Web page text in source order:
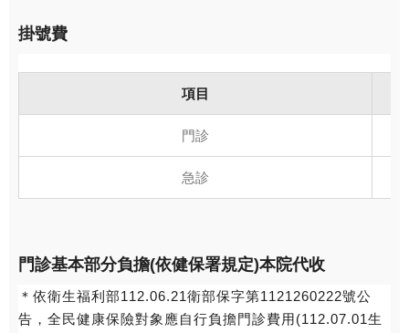
掛號費
項目
門診
急診
門診基本部分負擔(依健保署規定)本院代收
＊依衛生福利部112.06.21衛部保字第1121260222號公
告，全民健康保險對象應自行負擔門診費用(112.07.01生